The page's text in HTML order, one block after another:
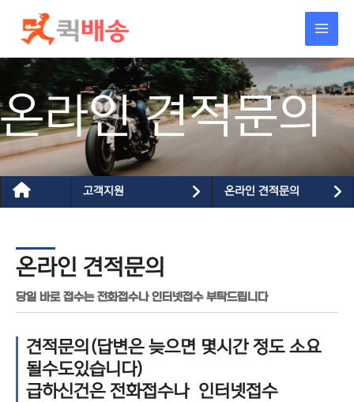
건너뛰기
온라인 견적문의
고객지원 온라인 견적문의
온라인 견적문의
당일 바로 접수는 전화접수나 인터넷접수 부탁드립니다
견적문의(답변은 늦으면 몇시간 정도 소요
될수도있습니다)
급하신건은 전화접수나 인터넷접수